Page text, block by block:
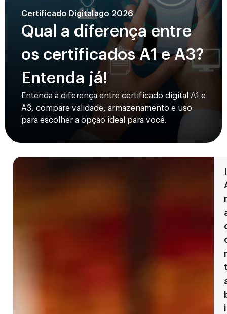
Certificado Digital ago 2026
Qual a diferença entre
os certificados A1 e A3?
Entenda já!
Entenda a diferença entre certificado digital A1 e
A3, compare validade, armazenamento e uso
para escolher a opção ideal para você.
I
i